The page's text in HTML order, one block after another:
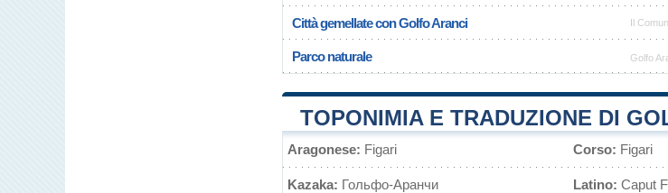
Città gemellate con Golfo Aranci Il
Parco naturale Golfo
TOPONIMIA E TRADUZIONE DI
Aragonese: Figari Corso: Figari
Kazaka: Гольфо-Аранчи Latino: Caput